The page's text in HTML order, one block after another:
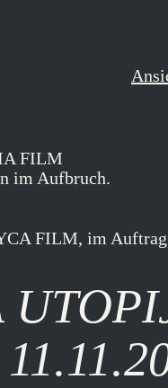
FILM
im Aufbruch.